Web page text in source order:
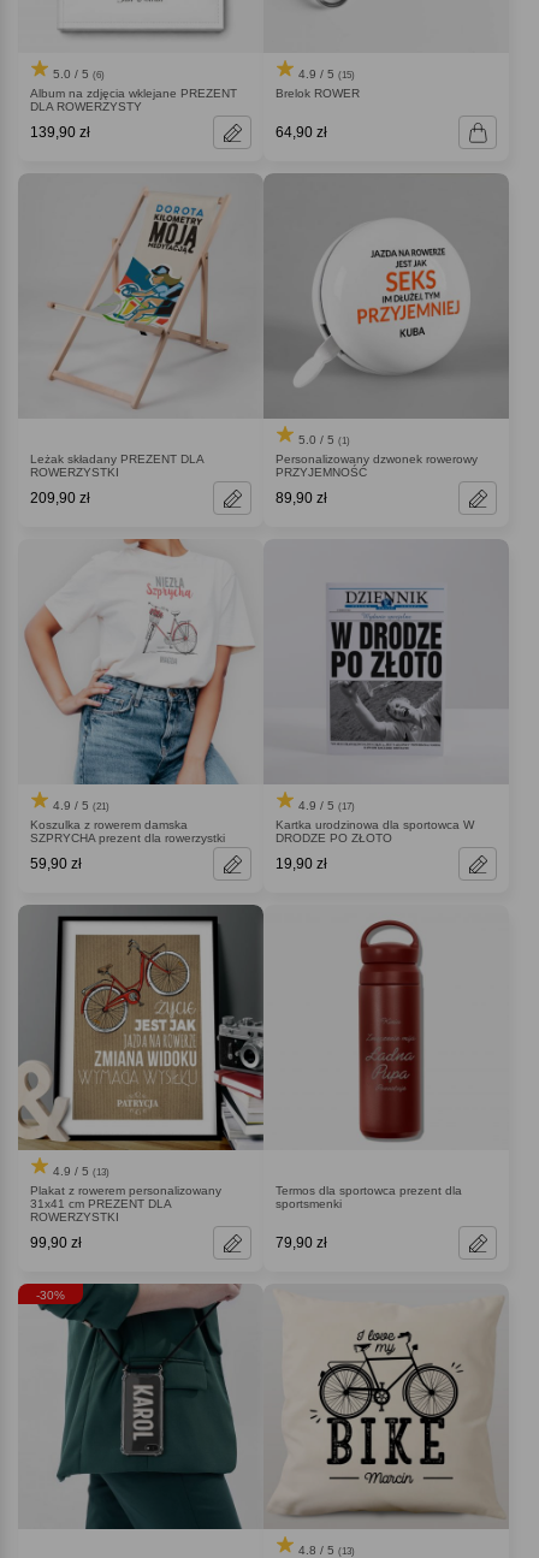
5.0 / 5 (6)
Album na zdjęcia wklejane PREZENT
DLA ROWERZYSTY
139,90 zł
4.9 / 5 (15)
Brelok ROWER
64,90 zł
Leżak składany PREZENT DLA
ROWERZYSTKI
209,90 zł
5.0 / 5 (1)
Personalizowany dzwonek rowerowy
PRZYJEMNOŚĆ
89,90 zł
4.9 / 5 (21)
Koszulka z rowerem damska
SZPRYCHA prezent dla rowerzystki
59,90 zł
4.9 / 5 (17)
Kartka urodzinowa dla sportowca W
DRODZE PO ZŁOTO
19,90 zł
4.9 / 5 (13)
Plakat z rowerem personalizowany
31x41 cm PREZENT DLA
ROWERZYSTKI
99,90 zł
Termos dla sportowca prezent dla
sportsmenki
79,90 zł
-30%
4.8 / 5 (13)